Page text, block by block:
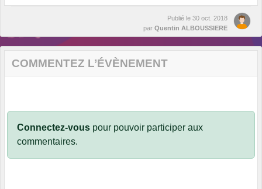
Publié le 30 oct. 2018
par Quentin ALBOUSSIERE
COMMENTEZ L’ÉVÈNEMENT
Connectez-vous pour pouvoir participer aux
commentaires.